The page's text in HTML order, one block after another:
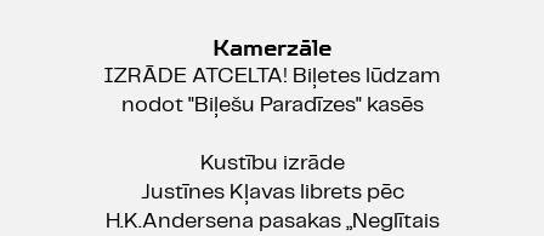
Kamerzāle
IZRĀDE ATCELTA! Biļetes lūdzam
nodot "Biļešu Paradīzes" kasēs
Kustību izrāde
Justīnes Kļavas librets pēc
H.K.Andersena pasakas „Neglītais